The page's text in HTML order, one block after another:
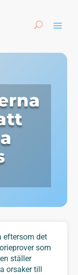
eftersom det
som
ställer
orsaker till